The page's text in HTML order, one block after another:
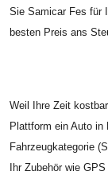
Sie Samicar Fes für
besten Preis ans
Weil Ihre Zeit
Plattform ein Auto in
Fahrzeugkategorie
Ihr Zubehör wie